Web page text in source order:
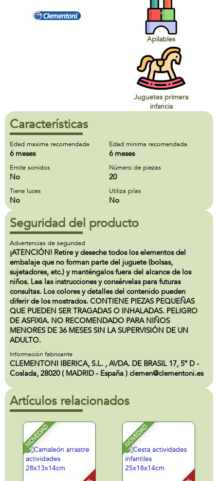
Apilables
Juguetes primera
infancia
Características
Edad maxima recomendada
6 meses
Edad minima recomendada
6 meses
Emite sonidos
No
Número de piezas
20
Tiene luces
No
Utiliza pilas
No
Seguridad del producto
Advertencias de seguridad
¡ATENCIÓN! Retire y deseche todos los elementos del
embalaje que no forman parte del juguete (bolsas,
sujetadores, etc.) y manténgalos fuera del alcance de los
niños. Lea las instrucciones y consérvelas para futuras
consultas. Los colores y detalles del contenido pueden
diferir de los mostrados. CONTIENE PIEZAS PEQUEÑAS
QUE PUEDEN SER TRAGADAS O INHALADAS. PELIGRO
DE ASFIXIA. NO RECOMENDADO PARA NIÑOS
MENORES DE 36 MESES SIN LA SUPERVISIÓN DE UN
ADULTO.
Información fabricante
CLEMENTONI IBERICA, S.L. , AVDA. DE BRASIL 17, 5º D -
Coslada, 28020 ( MADRID - España ) clemen@clementoni.es
Artículos relacionados
NOVEDAD NOVEDAD